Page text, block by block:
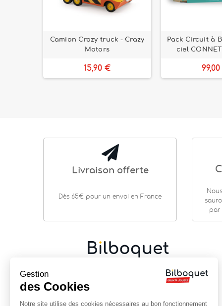
Camion Crazy truck - Crazy
Motors
15,90 €
Pack Circuit à
ciel
Livraison offerte
Dès 65€ pour un envoi en France
par
Cadeaux de naissance Jouets en bois |Jeux de
société | Loisirs créatifs
Gestion
des Cookies
Notre site utilise des cookies nécessaires au bon fonctionnement